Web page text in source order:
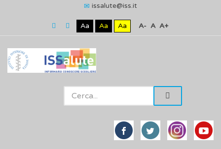
issalute@iss.it
Aa Aa Aa A- A A+